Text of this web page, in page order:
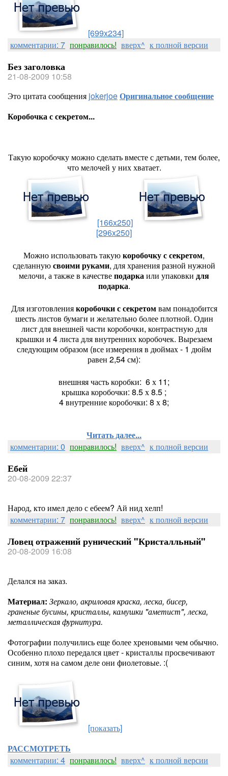
[699x234]
комментарии: 7 понравилось! вверх^ к полной версии
Без заголовка
21-08-2009 10:58
Это цитата сообщения jokerjoeОригинальное сообщение
Коробочка с секретом...
Такую коробочку можно сделать вместе с детьми, тем более,
что мелочей у них хватает.
[166x250]
[296x250]
Можно использовать такуюкоробочкус секретом,
сделаннуюсвоими руками, для хранения разной нужной
мелочи, а также в качествеподаркаили упаковки для
подарка.
Для изготовлениякоробочки с секретомвам понадобится
шесть листов бумаги и желательно более плотной. Один
лист для внешней части коробочки, контрастную для
крышки и 4 листа для внутренних коробочек. Вырезаем
следующим образом (все измерения в дюймах - 1 дюйм
равен 2,54 см):
внешняя часть коробки: 6 х 11;
крышка коробочки: 8.5 х 8.5 ;
4 внутренние коробочки: 8 х 8;
Читать далее...
комментарии: 0 понравилось! вверх^ к полной версии
Ебей
20-08-2009 22:37
Народ, кто имел дело с ебеем? Ай нид хелп!
комментарии: 7 понравилось! вверх^ к полной версии
Ловец отражений рунический "Кристалльный"
20-08-2009 16:08
Делался на заказ.
Материал: Зеркало, акриловая краска, леска, бисер,
граненые бусины, кристаллы, камушки "аметист", леска,
металлическая фурнитура.
Фотографии получились еще более хреновыми чем обычно.
Особенно плохо передался цвет - кристаллы просвечивают
синим, хотя на самом деле они фиолетовые. :(
[показать]
РАССМОТРЕТЬ
комментарии: 4 понравилось! вверх^ к полной версии